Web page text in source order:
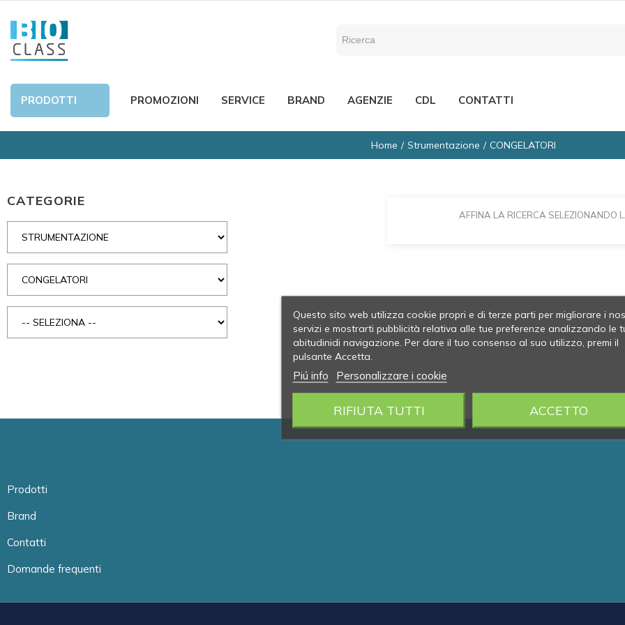
PRODOTTI PROMOZIONI SERVICE BRAND AGENZIE CDL CONTATTI
Home Strumentazione CONGELATORI
CATEGORIE
AFFINA LA RICERCA SELEZIONANDO
Prodotti
Brand
Contatti
Domande frequenti
Questo sito web utilizza cookie propri e di terze parti per migliorare i
servizi e mostrarti pubblicità relativa alle tue preferenze analizzando le
abitudinidi navigazione. Per dare il tuo consenso al suo utilizzo, premi il
pulsante Accetta.
Piú info Personalizzare i cookie
RIFIUTA TUTTI ACCETTO